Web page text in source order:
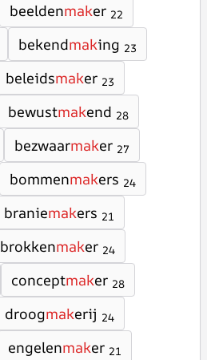
beeldenmaker 22
bekendmaking 23
beleidsmaker 23
bewustmakend 28
bezwaarmaker 27
bommenmakers 24
braniemakers 21
brokkenmaker 24
conceptmaker 28
droogmakerij 24
engelenmaker 21